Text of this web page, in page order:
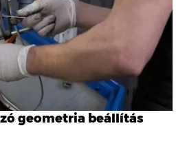
geometria beállítás